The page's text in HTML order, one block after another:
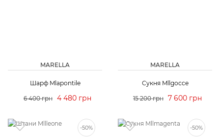
MARELLA
Шарф Mlapontile
6 400 грн 4 480 грн
MARELLA
Сукня Mllgocce
15 200 грн 7 600 грн
-50% -50%